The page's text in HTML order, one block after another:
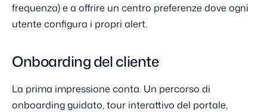
frequenza) e a offrire un centro preferenze dove ogni
utente configura i propri alert.
Onboarding del cliente
La prima impressione conta. Un percorso di
onboarding guidato, tour interattivo del portale,